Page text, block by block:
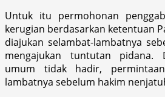
Untuk itu permohonan
kerugian berdasarkan ketentuan
diajukan selambat-lambatnya
mengajukan tuntutan pidana.
umum tidak hadir,
lambatnya sebelum hakim